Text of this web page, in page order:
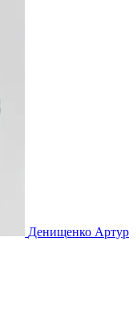
Денищенко Артур